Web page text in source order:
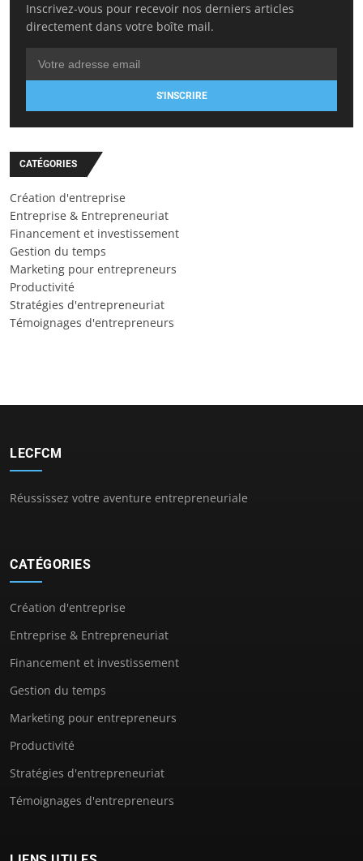
Inscrivez-vous pour recevoir nos derniers articles
directement dans votre boîte mail.
S'INSCRIRE
CATÉGORIES
Création d'entreprise
Entreprise & Entrepreneuriat
Financement et investissement
Gestion du temps
Marketing pour entrepreneurs
Productivité
Stratégies d'entrepreneuriat
Témoignages d'entrepreneurs
LECFCM
Réussissez votre aventure entrepreneuriale
CATÉGORIES
Création d'entreprise
Entreprise & Entrepreneuriat
Financement et investissement
Gestion du temps
Marketing pour entrepreneurs
Productivité
Stratégies d'entrepreneuriat
Témoignages d'entrepreneurs